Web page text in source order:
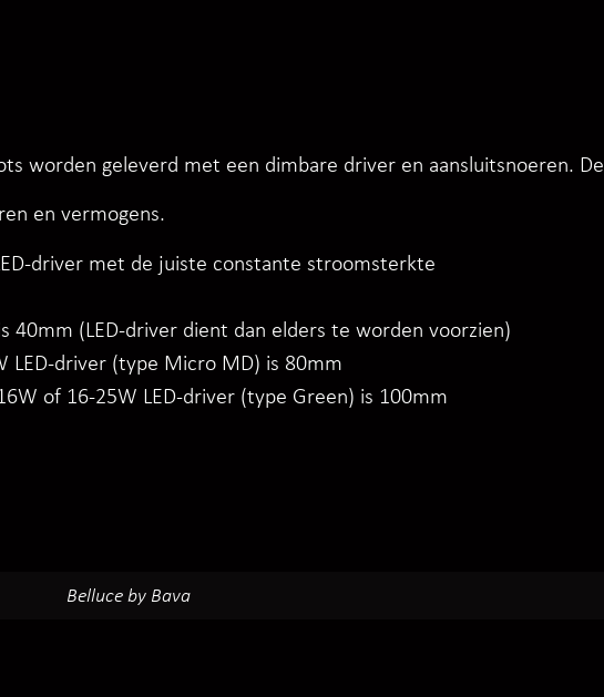
worden geleverd met een dimbare driver en aansluitsnoeren.
en vermogens.
driver met de juiste constante stroomsterkte
40mm (LED-driver dient dan elders te worden voorzien)
LED-driver (type Micro MD) is 80mm
of 16-25W LED-driver (type Green) is 100mm
Belluce by Bava